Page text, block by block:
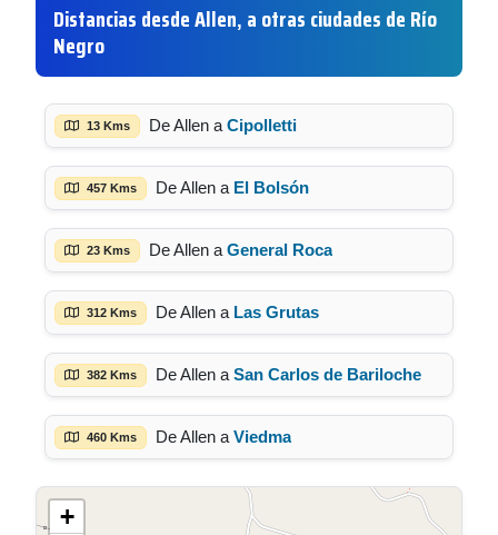
Distancias desde Allen, a otras ciudades de Río
Negro
13 Kms De Allen a Cipolletti
457 Kms De Allen a El Bolsón
23 Kms De Allen a General Roca
312 Kms De Allen a Las Grutas
382 Kms De Allen a San Carlos de Bariloche
460 Kms De Allen a Viedma
+